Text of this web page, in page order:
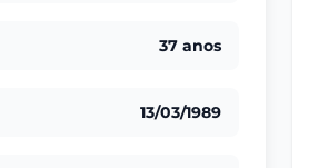
37 anos
13/03/1989